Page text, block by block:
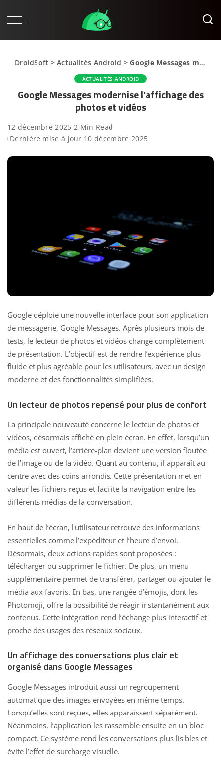
DroidSoft >Actualités Android >Google Messages modernise l’affichage des photos et vidéos
ACTUALITÉS ANDROID
Google Messages modernise l’affichage des
photos et vidéos
12 décembre 2025 2 Min Read
Dernière mise à jour 10 décembre 2025
Google déploie une nouvelle interface pour son application
de messagerie, Google Messages. Après plusieurs mois de
tests, le lecteur de photos et vidéos change complètement
de présentation. L’objectif est de rendre l’expérience plus
fluide et plus agréable pour les utilisateurs, avec un design
moderne et des fonctionnalités simplifiées.
Un lecteur de photos repensé pour plus de confort
La principale nouveauté concerne le lecteur de photos et
vidéos, désormais affiché en plein écran. En effet, lorsqu’un
média est ouvert, l’arrière-plan devient une version floutée
de l’image ou de la vidéo. Quant au contenu, il apparaît au
centre avec des coins arrondis. Cette présentation met en
valeur les fichiers reçus et facilite la navigation entre les
différents médias de la conversation.
En haut de l’écran, l’utilisateur retrouve des informations
essentielles comme l’expéditeur et l’heure d’envoi.
Désormais, deux actions rapides sont proposées :
télécharger ou supprimer le fichier. De plus, un menu
supplémentaire permet de transférer, partager ou ajouter le
média aux favoris. En bas, une rangée d’émojis, dont les
Photomoji, offre la possibilité de réagir instantanément aux
contenus. Cette intégration rend l’échange plus interactif et
proche des usages des réseaux sociaux.
Un affichage des conversations plus clair et
organisé dans Google Messages
Google Messages introduit aussi un regroupement
automatique des images envoyées en même temps.
Lorsqu’elles sont reçues, elles apparaissent séparément.
Néanmoins, l’application les rassemble ensuite en un bloc
compact. Ce système rend les conversations plus lisibles et
évite l’effet de surcharge visuelle.